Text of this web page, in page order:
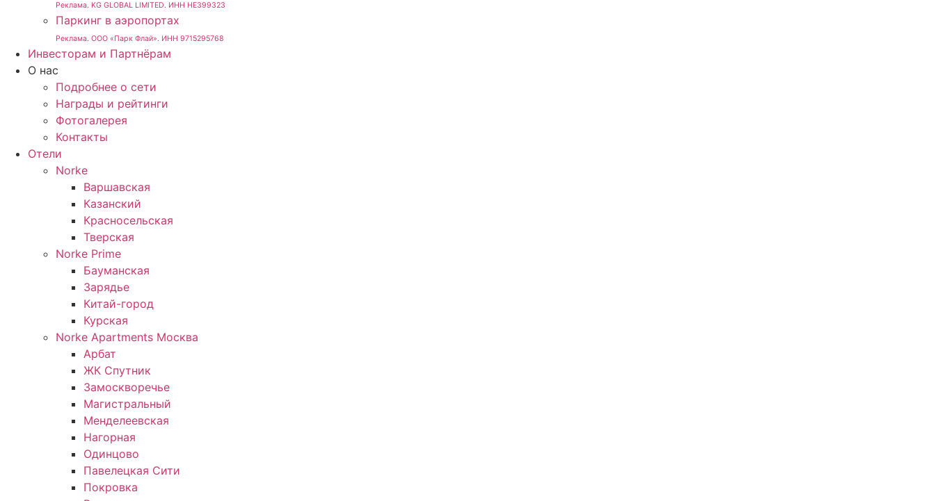
Реклама. KG GLOBAL LIMITED. ИНН HE399323
Паркинг в аэропортах
Реклама. ООО «Парк Флай». ИНН 9715295768
Инвесторам и Партнёрам
О нас
Подробнее о сети
Награды и рейтинги
Фотогалерея
Контакты
Отели
Norke
Варшавская
Казанский
Красносельская
Тверская
Norke Prime
Бауманская
Зарядье
Китай-город
Курская
Norke Apartments Москва
Арбат
ЖК Спутник
Замоскворечье
Магистральный
Менделеевская
Нагорная
Одинцово
Павелецкая Сити
Покровка